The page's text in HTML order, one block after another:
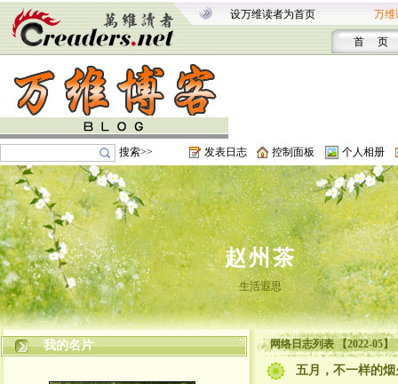
设万维读者为首页 万维
首 页
搜索>> 发表日志 控制面板 个人相册
赵州茶
生活遐思
我的名片 网络日志列表 【2022-05】
五月，不一样的烟